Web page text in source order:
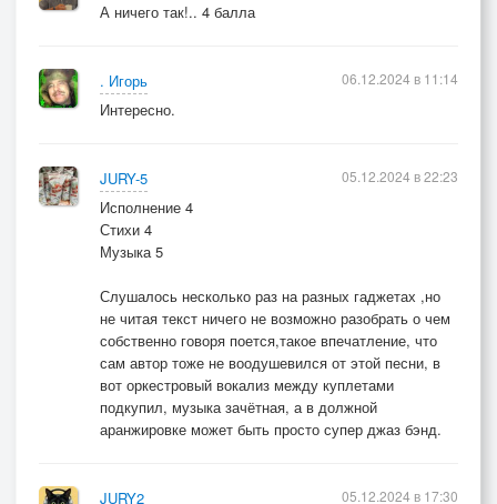
А ничего так!.. 4 балла
. Игорь
Интересно.
06.12.2024 в 11:14
JURY-5
Исполнение 4
Стихи 4
Музыка 5
Слушалось несколько раз на разных гаджетах ,но
не читая текст ничего не возможно разобрать о чем
собственно говоря поется,такое впечатление, что
сам автор тоже не воодушевился от этой песни, в
вот оркестровый вокализ между куплетами
подкупил, музыка зачётная, а в должной
аранжировке может быть просто супер джаз бэнд.
05.12.2024 в 22:23
JURY2 05.12.2024 в 17:30